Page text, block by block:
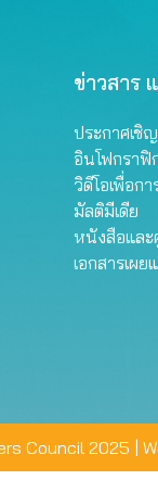
ข่าวสาร
ประกาศเชิ
อินโฟกราฟิ
วิดีโอเพื่อกา
มัลติมีเดีย
หนังสือและ
เอกสารเผย
Council 2025 |